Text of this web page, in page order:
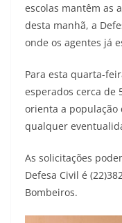
escolas mantêm as
desta manhã, a
onde os agentes já
Para esta quarta-
esperados cerca de
orienta a população
qualquer
As solicitações
Defesa Civil é
Bombeiros.